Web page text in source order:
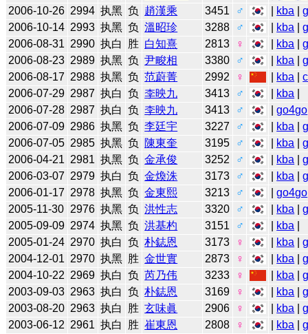
2006-10-26 2994 执黑 负 趙漢乘 3451 ♂ kba |
2006-10-14 2993 执黑 负 溫昭珍 3288 ♂ kba |
2006-08-31 2990 执白 胜 白知熹 2813 ♀ kba |
2006-08-23 2989 执黑 负 尹畯相 3380 ♂ kba |
2006-08-17 2988 执黑 负 范蔚菁 2992 ♀ kba |
2006-07-29 2987 执白 负 李映九 3413 ♂ kba
2006-07-28 2987 执白 负 李映九 3413 ♂ |go4go
2006-07-09 2986 执黑 负 李廷宇 3227 ♂ kba |
2006-07-05 2985 执黑 负 陳東奎 3195 ♂ kba |
2006-04-21 2981 执黑 负 金承俊 3252 ♂ kba |
2006-03-07 2979 执白 负 金煥洙 3173 ♂ kba |
2006-01-17 2978 执黑 负 金東熙 3213 ♂ |go4go
2005-11-30 2976 执黑 负 洪性志 3320 ♂ kba |
2005-09-09 2974 执黑 负 洪基杓 3151 ♂ kba
2005-01-24 2970 执白 负 朴鋕恩 3173 ♀ kba |
2004-12-01 2970 执黑 胜 金世實 2873 ♀ kba |
2004-10-22 2969 执白 负 芮乃伟 3233 ♀ kba |
2003-09-03 2963 执白 负 朴鋕恩 3169 ♀ kba |
2003-08-20 2963 执白 胜 玄味眞 2906 ♀ kba |
2003-06-12 2961 执白 胜 崔東恩 2808 ♀ kba |